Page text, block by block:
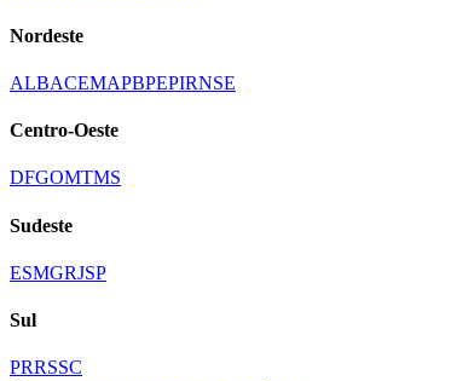
Nordeste
ALBACEMAPBPEPIRNSE
Centro-Oeste
DFGOMTMS
Sudeste
ESMGRJSP
Sul
PRRSSC